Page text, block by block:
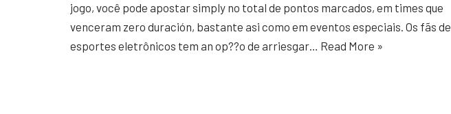
jogo, você pode apostar simply no total de pontos marcados, em times que
venceram zero duración, bastante asi como em eventos especiais. Os fãs de
esportes eletrônicos tem an op??o de arriesgar… Read More »